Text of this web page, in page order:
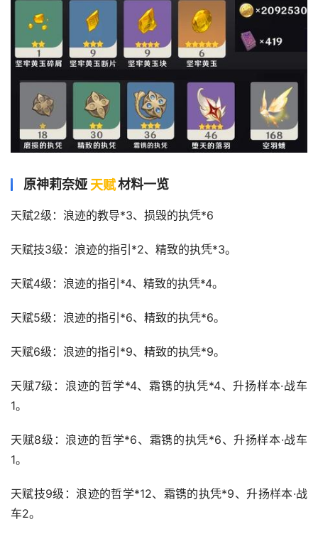
原神莉奈娅 天赋材料一览
天赋2级：浪迹的教导*3、损毁的执凭*6
天赋技3级：浪迹的指引*2、精致的执凭*3。
天赋4级：浪迹的指引*4、精致的执凭*4。
天赋5级：浪迹的指引*6、精致的执凭*6。
天赋6级：浪迹的指引*9、精致的执凭*9。
天赋7级：浪迹的哲学*4、霜镌的执凭*4、升扬样本·战车
1。
天赋8级：浪迹的哲学*6、霜镌的执凭*6、升扬样本·战车
1。
天赋技9级：浪迹的哲学*12、霜镌的执凭*9、升扬样本·战
车2。